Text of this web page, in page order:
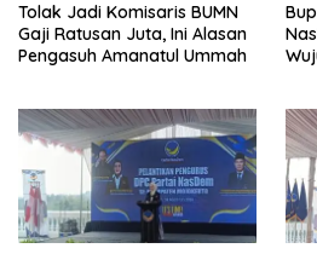
Tolak Jadi Komisaris BUMN
Gaji Ratusan Juta, Ini Alasan
Pengasuh Amanatul Ummah